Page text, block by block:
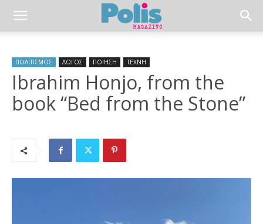
ΠΟΛΙΤΙΣΜΟΣ ΛΟΓΟΣ ΠΟΙΗΣΗ ΤΕΧΝΗ
Ibrahim Honjo, from the
book “Bed from the Stone”